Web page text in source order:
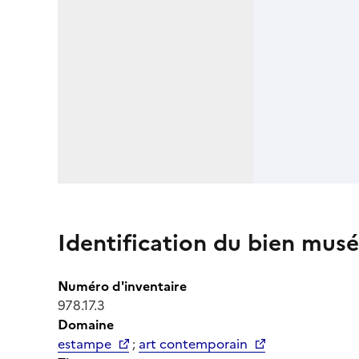
Identification du bien
Numéro d'inventaire
978.17.3
Domaine
estampe
; art contemporain